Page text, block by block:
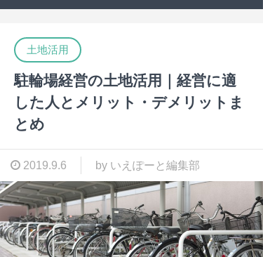
土地活用
駐輪場経営の土地活用｜経営に適
した人とメリット・デメリットま
とめ
2019.9.6 by いえぽーと編集部